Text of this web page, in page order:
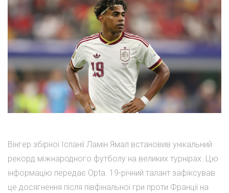
Вінгер збірної Іспанії Ламін Ямал встановив унікальний
рекорд міжнародного футболу на великих турнірах. Цю
інформацію передає Opta. 19-річний талант зафіксував
це досягнення після півфінальної гри проти Франції на